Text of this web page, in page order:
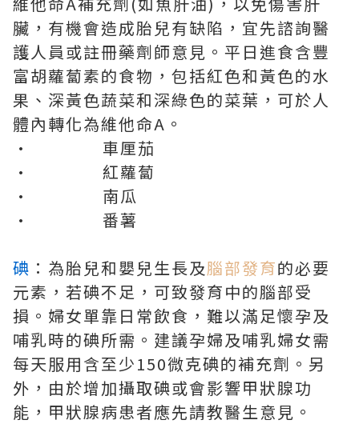
臟，有機會造成胎兒有缺陷，宜先諮詢醫
護人員或註冊藥劑師意見。平日進食含豐
富胡蘿蔔素的食物，包括紅色和黃色的水
果、深黃色蔬菜和深綠色的菜葉，可於人
體內轉化為維他命A。
• 車厘茄
• 紅蘿蔔
• 南瓜
• 番薯
碘 ：為胎兒和嬰兒生長及腦部發育的必要
元素，若碘不足，可致發育中的腦部受
損。婦女單靠日常飲食，難以滿足懷孕及
哺乳時的碘所需。建議孕婦及哺乳婦女需
每天服用含至少150微克碘的補充劑。另
外，由於增加攝取碘或會影響甲狀腺功
能，甲狀腺病患者應先請教醫生意見。